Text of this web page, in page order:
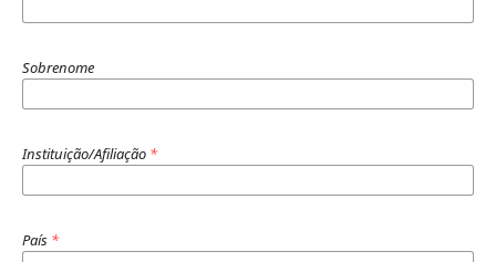
Sobrenome
Instituição/Afiliação *
País *